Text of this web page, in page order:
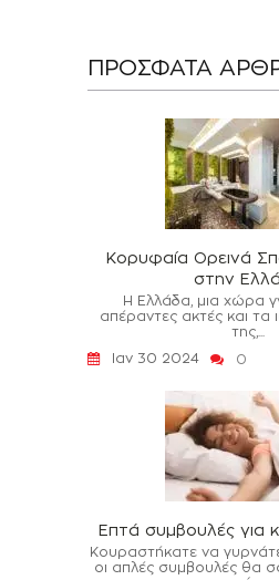
ΠΡΌΣΦΑΤΑ
Κορυφαία Ορεινά
στην
Η Ελλάδα, μια χώρα
απέραντες ακτές και τα
της,...
Ιαν 30 2024
0
Επτά συμβουλές για
Κουραστήκατε να
οι απλές συμβουλές θα